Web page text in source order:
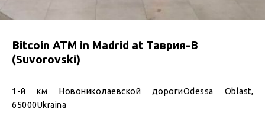
Bitcoin ATM in Madrid at Таврия-В
(Suvorovski)
1-й км Новониколаевской дорогиOdessa Oblast,
65000Ukraina